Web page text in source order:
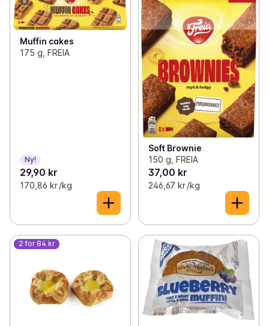
Muffin cakes
175 g, FREIA
Ny!
29,90 kr
170,86 kr /kg
Soft Brownie
150 g, FREIA
37,00 kr
246,67 kr /kg
2 for 84 kr